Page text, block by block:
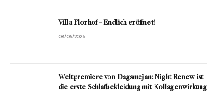
Villa Florhof – Endlich eröffnet!
08/05/2026
Weltpremiere von Dagsmejan: Night Renew ist
die erste Schlafbekleidung mit Kollagenwirkung